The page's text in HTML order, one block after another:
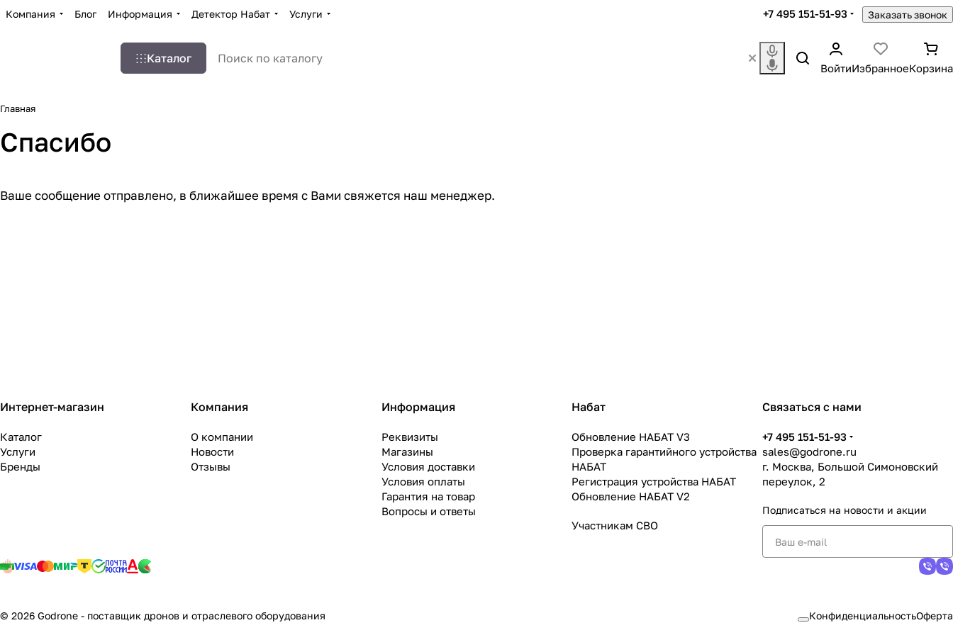
Компания Блог Информация Детектор Набат Услуги +7 495 151-51-93 Заказать звонок
Каталог
ВойтиИзбранноеКорзина
Главная
Спасибо
Ваше сообщение отправлено, в ближайшее время с Вами свяжется наш менеджер.
Интернет-магазин
Каталог
Услуги
Бренды
Компания
О компании
Новости
Отзывы
Информация
Реквизиты
Магазины
Условия доставки
Условия оплаты
Гарантия на товар
Вопросы и ответы
Набат
Обновление НАБАТ V3
Проверка гарантийного устройства
НАБАТ
Регистрация устройства НАБАТ
Обновление НАБАТ V2
Участникам СВО
Связаться с нами
+7 495 151-51-93
sales@godrone.ru
г. Москва, Большой Симоновский
переулок, 2
Подписаться на новости и акции
© 2026 Godrone - поставщик дронов и отраслевого оборудования КонфиденциальностьОферта